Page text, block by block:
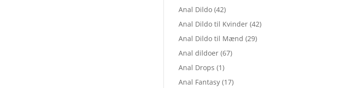
Anal Dildo (42)
Anal Dildo til Kvinder (42)
Anal Dildo til Mænd (29)
Anal dildoer (67)
Anal Drops (1)
Anal Fantasy (17)